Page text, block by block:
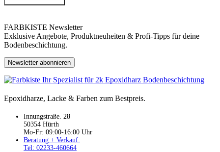
FARBKISTE Newsletter
Exklusive Angebote, Produktneuheiten & Profi-Tipps für deine
Bodenbeschichtung.
Newsletter abonnieren
Epoxidharze, Lacke & Farben zum Bestpreis.
Innungstraße. 28
50354 Hürth
Mo-Fr: 09:00-16:00 Uhr
Beratung + Verkauf:
Tel: 02233-460664